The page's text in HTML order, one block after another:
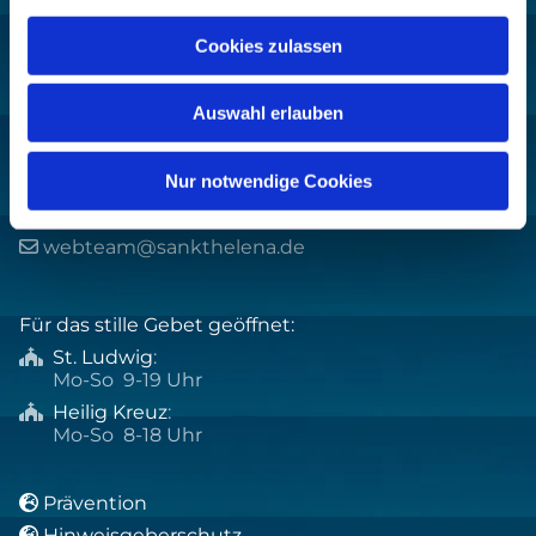
Cookies zulassen
Auswahl erlauben
Nur notwendige Cookies
 pfarrbuero@sankthelena.de
 webteam@sankthelena.de
Für das stille Gebet geöffnet:
 St. Ludwig:
Mo-So 9-19 Uhr
 Heilig Kreuz:
Mo-So 8-18 Uhr
 Prävention